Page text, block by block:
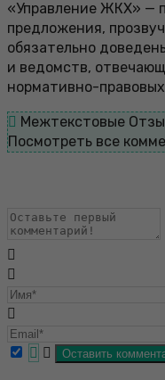
«Управление ЖКХ» —
предложения,
обязательно
и ведомств,
нормативно-
Межтекстовые
Посмотреть все